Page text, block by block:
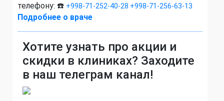
телефону: ☎️ +998-71-252-40-28 +998-71-256-63-13
Подробнее о враче
Хотите узнать про акции и
скидки в клиниках? Заходите
в наш телеграм канал!